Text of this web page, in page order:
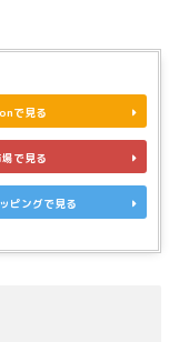
で見る
で見る
ピングで見る